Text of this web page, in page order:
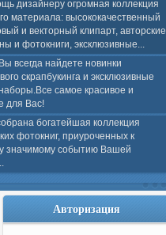
дизайнеру огромная коллекция
материала: высококачественный
и векторный клипарт, авторские
и фотокниги, эксклюзивные...
всегда найдете новинки
скрапбукинга и эксклюзивные
самое красивое и
для Вас!
богатейшая коллекция
фотокниг, приуроченных к
значимому событию Вашей
Авторизация